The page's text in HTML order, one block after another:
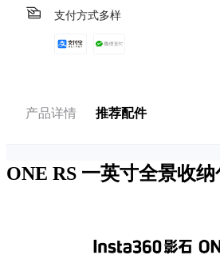
支付方式多样
产品详情 推荐配件
ONE RS 一英寸全景收